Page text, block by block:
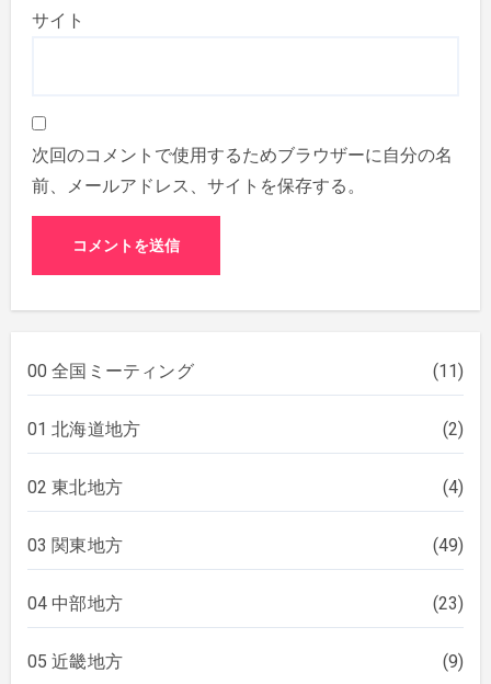
サイト
次回のコメントで使用するためブラウザーに自分の名
前、メールアドレス、サイトを保存する。
00 全国ミーティング (11)
01 北海道地方 (2)
02 東北地方 (4)
03 関東地方 (49)
04 中部地方 (23)
05 近畿地方 (9)